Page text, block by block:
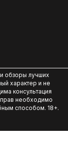
обзоры лучших
характер и не
консультация
прав необходимо
способом. 18+.